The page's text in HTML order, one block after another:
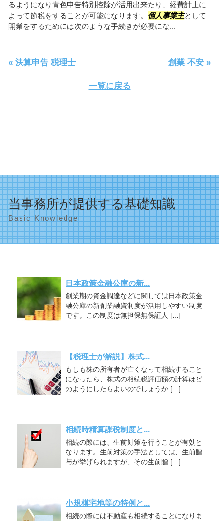
るようになり青色申告特別控除が活用出来たり、経費計上に
よって節税をすることが可能になります。 個人事業主として
開業をするためには次のような手続きが必要にな...
« 決算申告 税理士 創業 不安 »
一覧に戻る
当事務所が提供する基礎知識
Basic Knowledge
日本政策金融公庫の新...
創業期の資金調達などに関しては日本政策金
融公庫の新創業融資制度が活用しやすい制度
です。この制度は無担保無保証人 […]
【税理士が解説】株式...
もしも株の所有者が亡くなって相続すること
になったら、株式の相続税評価額の計算はど
のようにしたらよいのでしょうか […]
相続時精算課税制度と...
相続の際には、生前対策を行うことが有効と
なります。生前対策の手法としては、生前贈
与が挙げられますが、その生前贈 […]
小規模宅地等の特例と...
相続の際には不動産も相続することになりま